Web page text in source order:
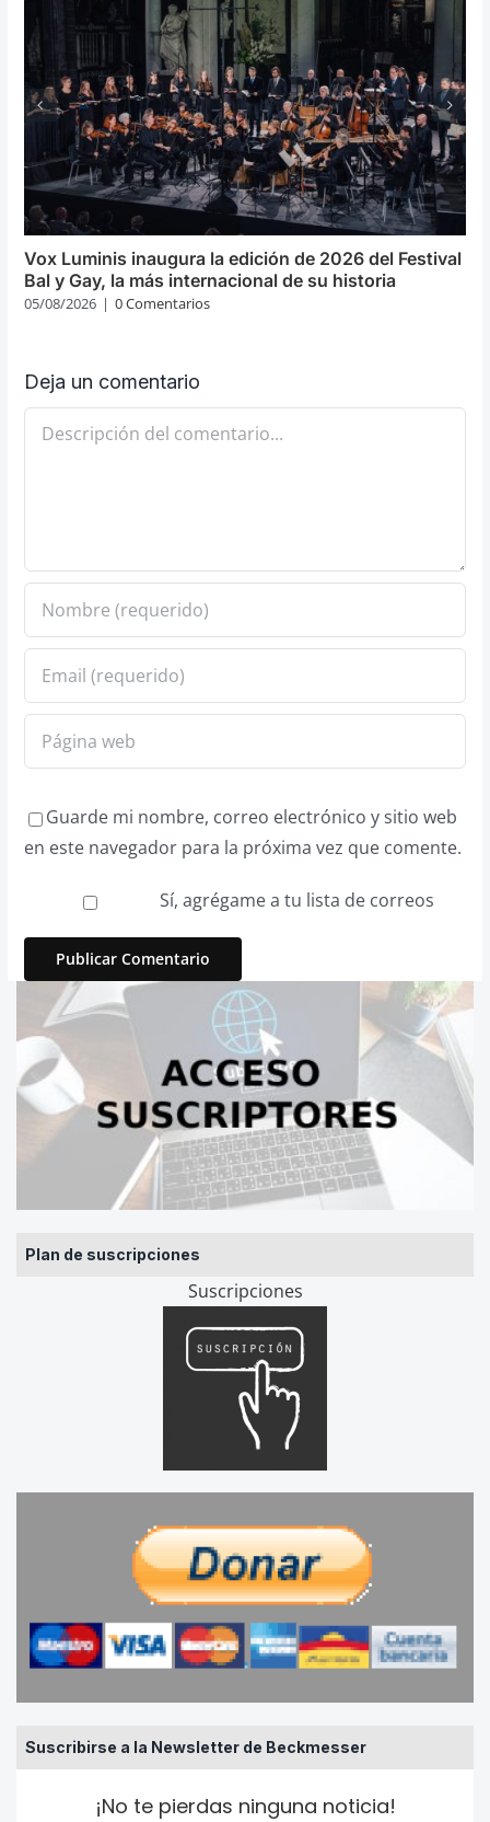
Plan de suscripciones
Suscripciones
Suscribirse a la Newsletter de Beckmesser
¡No te pierdas ninguna noticia!
Vox Luminis inaugura la edición de 2026 del Festival
Bal y Gay, la más internacional de su historia
05/08/2026 | 0 Comentarios
Deja un comentario
Comentario
Guarde mi nombre, correo electrónico y sitio web
en este navegador para la próxima vez que comente.
Sí, agrégame a tu lista de correos